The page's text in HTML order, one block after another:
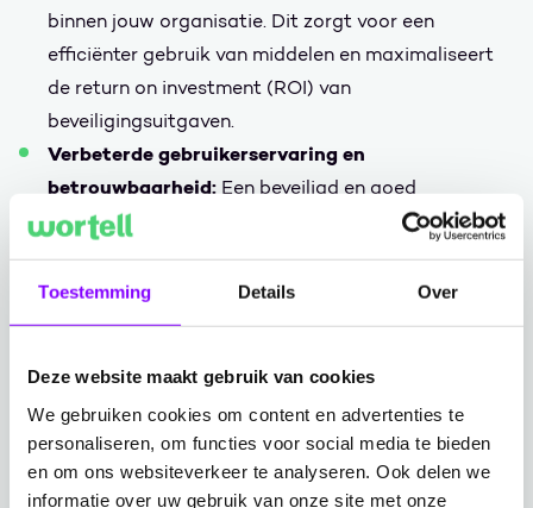
Toestemming Details Over
Deze website maakt gebruik van cookies
We gebruiken cookies om content en advertenties te
personaliseren, om functies voor social media te bieden
en om ons websiteverkeer te analyseren. Ook delen we
informatie over uw gebruik van onze site met onze
binnen jouw organisatie. Dit zorgt voor een
efficiënter gebruik van middelen en maximaliseert
de return on investment (ROI) van
beveiligingsuitgaven.
Verbeterde gebruikerservaring en
betrouwbaarheid: Een beveiligd en goed
geconfigureerd systeem zorgt voor een soepele en
betrouwbare gebruikerservaring. Door het
regelmatig beoordelen en bijstellen van de
beveiligingsinstellingen binnen jouw organisatie
vergroot je het vertrouwen van jouw gebruikers.
Lees meer in de brochure